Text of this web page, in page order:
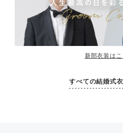
新郎衣装はこ
すべての結婚式